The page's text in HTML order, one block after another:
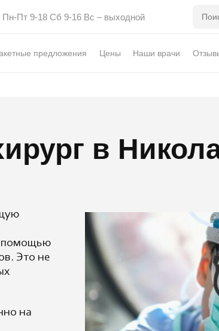
Пн-Пт 9-18 Сб 9-16 Вс – выходной
предложения Цены Наши врачи
в
помощью
Это не
на